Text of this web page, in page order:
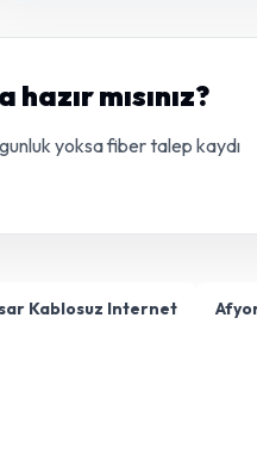
mısınız?
yoksa fiber talep kaydı
Kablosuz Internet